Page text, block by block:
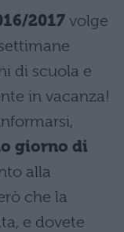
2017 volge
di scuola e
in vacanza!
giorno di
alla
che la
e dovete